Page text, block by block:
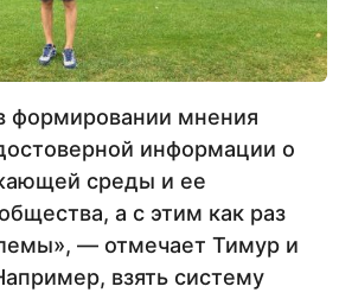
формировании мнения
информации о
среды и ее
а с этим как раз
— отмечает Тимур и
взять систему